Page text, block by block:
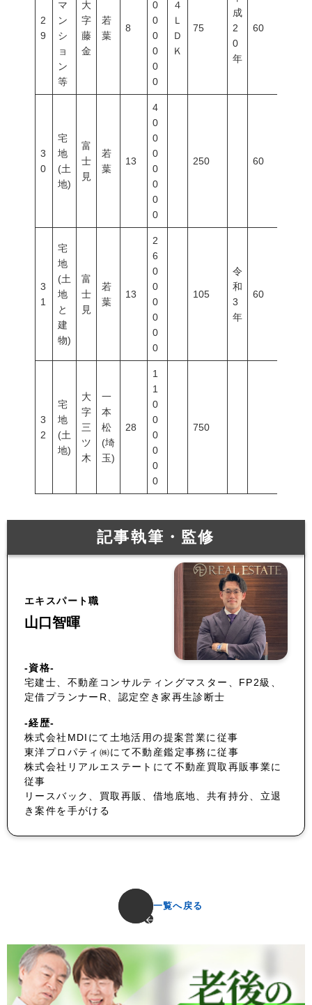
2
9
マ
ン
シ
ョ
ン
等
大
字
藤
金
若
葉
8
0
0
0
0
0
0
４
Ｌ
Ｄ
Ｋ
75
成
2
0
年
60
3
0
宅
地
(土
地)
富
士
見
若
葉
13
4
0
0
0
0
0
0
0
250 60
3
1
宅
地
(土
地
と
建
物)
富
士
見
若
葉
13
2
6
0
0
0
0
0
0
105
令
和
3
年
60
3
2
宅
地
(土
地)
大
字
三
ツ
木
一
本
松
(埼
玉)
28
1
1
0
0
0
0
0
0
750
記事執筆・監修
エキスパート職
山口智暉
-資格-
宅建士、不動産コンサルティングマスター、FP2級、
定借プランナーR、認定空き家再生診断士
-経歴-
株式会社MDIにて土地活用の提案営業に従事
東洋プロパティ㈱にて不動産鑑定事務に従事
株式会社リアルエステートにて不動産買取再販事業に
従事
リースバック、買取再販、借地底地、共有持分、立退
き案件を手がける
一覧へ戻る